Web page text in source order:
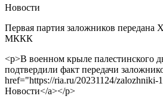
Новости
Первая партия заложников
МККК
<p>В военном крыле
подтвердили факт передачи
href="https://ria.ru/20231124/
Новости</a></p>